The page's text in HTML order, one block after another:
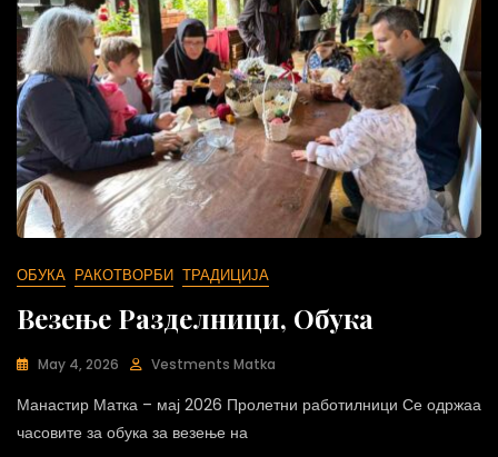
ОБУКА РАКОТВОРБИ ТРАДИЦИЈА
Везење Разделници, Обука
May 4, 2026 Vestments Matka
Манастир Матка – мај 2026 Пролетни работилници Се одржаа
часовите за обука за везење на